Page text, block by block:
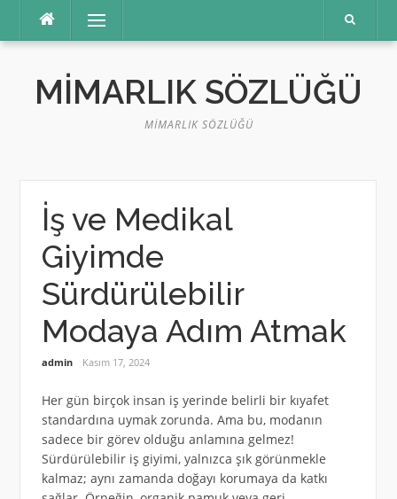
Menü
MIMARLIK SÖZLÜĞÜ
MIMARLIK SÖZLÜĞÜ
İş ve Medikal
Giyimde
Sürdürülebilir
Modaya Adım Atmak
admin Kasım 17, 2024
Her gün birçok insan iş yerinde belirli bir kıyafet
standardına uymak zorunda. Ama bu, modanın
sadece bir görev olduğu anlamına gelmez!
Sürdürülebilir iş giyimi, yalnızca şık görünmekle
kalmaz; aynı zamanda doğayı korumaya da katkı